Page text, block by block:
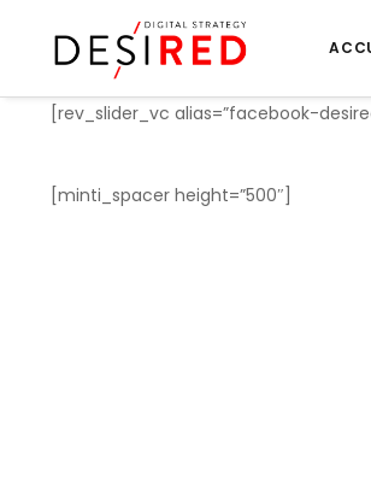
[rev_slider_vc alias=”facebook-
[minti_spacer height=”500″]